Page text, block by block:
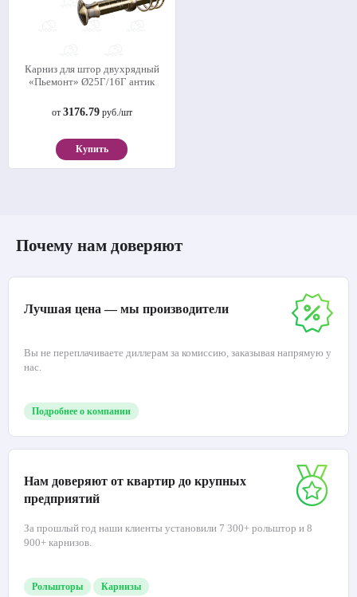
Карниз для штор двухрядный
«Пьемонт» Ø25Г/16Г антик
от 3176.79руб./шт
Купить
Почему нам доверяют
Лучшая цена — мы производители
Вы не переплачиваете диллерам за комиссию, заказывая напрямую у
нас.
Подробнее о компании
Нам доверяют от квартир до крупных
предприятий
За прошлый год наши клиенты установили 7 300+ рольштор и 8
900+ карнизов.
Рольшторы Карнизы